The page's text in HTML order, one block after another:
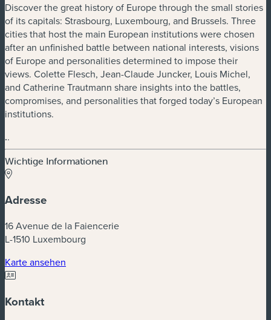
Discover the great history of Europe through the small stories
of its capitals: Strasbourg, Luxembourg, and Brussels. Three
cities that host the main European institutions were chosen
after an unfinished battle between national interests, visions
of Europe and personalities determined to impose their
views. Colette Flesch, Jean-Claude Juncker, Louis Michel,
and Catherine Trautmann share insights into the battles,
compromises, and personalities that forged today’s European
institutions.
..
Wichtige Informationen
Adresse
16 Avenue de la Faiencerie
L-1510 Luxembourg
Karte ansehen
Kontakt